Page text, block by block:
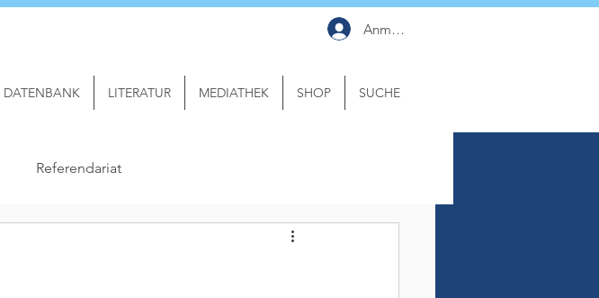
Anmelden
DATENBANK LITERATUR MEDIATHEK SHOP SUCHE
Referendariat